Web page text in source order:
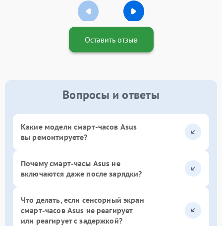
Оставить отзыв
Вопросы и ответы
Какие модели смарт-часов Asus
вы ремонтируете?
Почему смарт-часы Asus не
включаются даже после зарядки?
Что делать, если сенсорный экран
смарт-часов Asus не реагирует
или реагирует с задержкой?